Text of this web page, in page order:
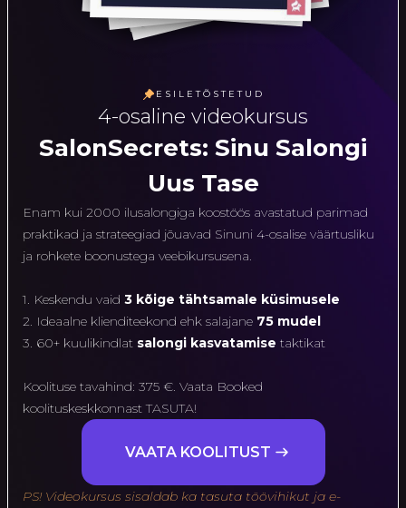
ESILETÕSTETUD
4-osaline videokursus
SalonSecrets: Sinu Salongi
Uus Tase
Enam kui 2000 ilusalongiga koostöös avastatud parimad
praktikad ja strateegiad jõuavad Sinuni 4-osalise väärtusliku
ja rohkete boonustega veebikursusena.
1. Keskendu vaid 3 kõige tähtsamale küsimusele
2. Ideaalne klienditeekond ehk salajane 75 mudel
3. 60+ kuulikindlat salongi kasvatamise taktikat
Koolituse tavahind: 375 €. Vaata Booked
koolituskeskkonnast TASUTA!
VAATA KOOLITUST
PS! Videokursus sisaldab ka tasuta töövihikut ja e-